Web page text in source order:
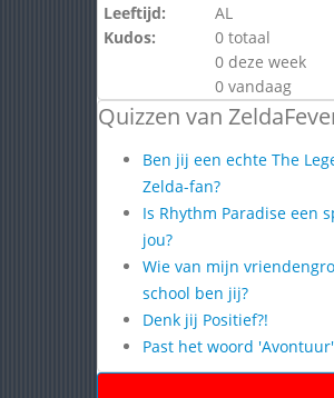
Leeftijd:
AL
Kudos:
0 totaal
0 deze week
0 vandaag
Quizzen van
Ben jij een echte The
Zelda-fan?
Is Rhythm Paradise een
jou?
Wie van mijn
school ben jij?
Denk jij Positief?!
Past het woord